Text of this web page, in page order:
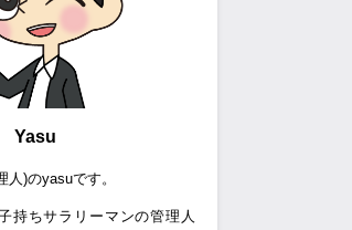
Yasu
人)のyasuです。
持ちサラリーマンの管理人